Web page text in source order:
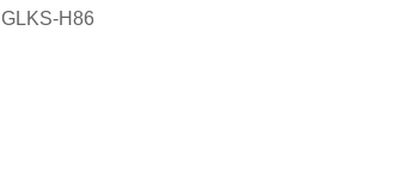
GLKS-H86